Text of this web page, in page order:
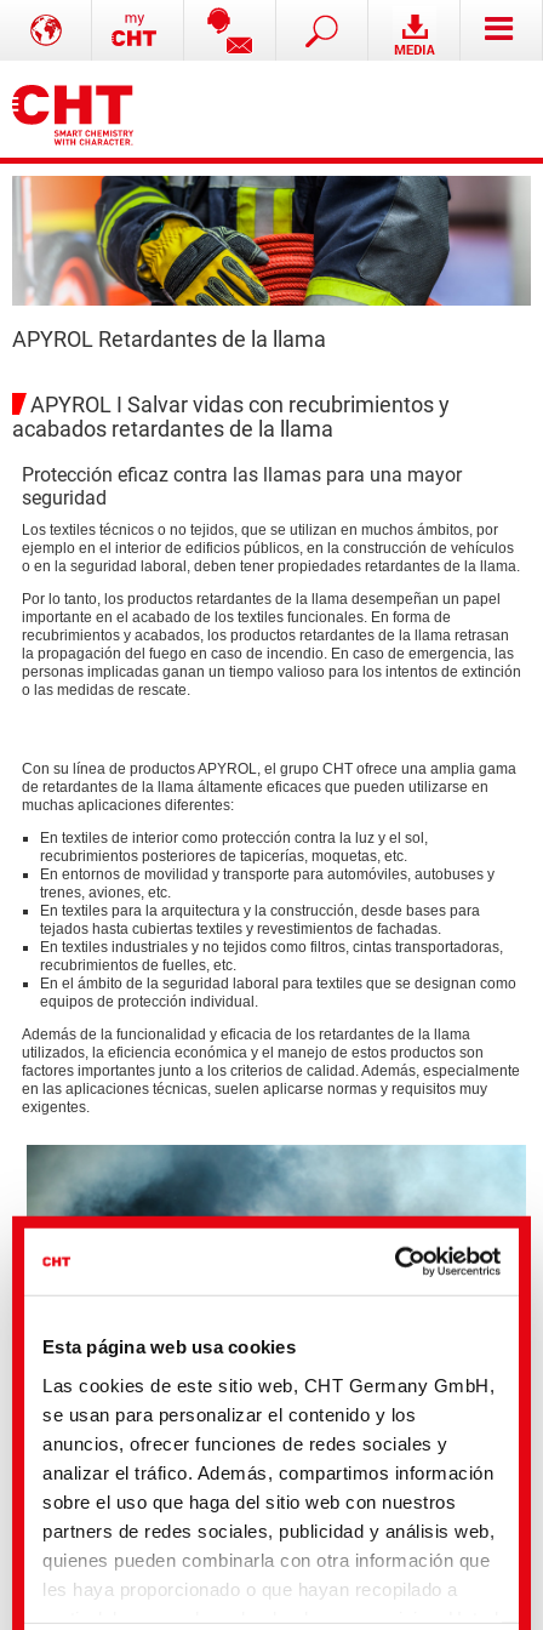
Esta página web usa cookies
Las cookies de este sitio web, CHT Germany GmbH,
se usan para personalizar el contenido y los
anuncios, ofrecer funciones de redes sociales y
analizar el tráfico. Además, compartimos información
sobre el uso que haga del sitio web con nuestros
partners de redes sociales, publicidad y análisis web,
quienes pueden combinarla con otra información que
les haya proporcionado o que hayan recopilado a
APYROL Retardantes de la llama
APYROL I Salvar vidas con recubrimientos y
acabados retardantes de la llama
Protección eficaz contra las llamas para una mayor
seguridad
Los textiles técnicos o no tejidos, que se utilizan en muchos ámbitos, por
ejemplo en el interior de edificios públicos, en la construcción de vehículos
o en la seguridad laboral, deben tener propiedades retardantes de la llama.
Por lo tanto, los productos retardantes de la llama desempeñan un papel
importante en el acabado de los textiles funcionales. En forma de
recubrimientos y acabados, los productos retardantes de la llama retrasan
la propagación del fuego en caso de incendio. En caso de emergencia, las
personas implicadas ganan un tiempo valioso para los intentos de extinción
o las medidas de rescate.
Con su línea de productos APYROL, el grupo CHT ofrece una amplia gama
de retardantes de la llama áltamente eficaces que pueden utilizarse en
muchas aplicaciones diferentes:
En textiles de interior como protección contra la luz y el sol,
recubrimientos posteriores de tapicerías, moquetas, etc.
En entornos de movilidad y transporte para automóviles, autobuses y
trenes, aviones, etc.
En textiles para la arquitectura y la construcción, desde bases para
tejados hasta cubiertas textiles y revestimientos de fachadas.
En textiles industriales y no tejidos como filtros, cintas transportadoras,
recubrimientos de fuelles, etc.
En el ámbito de la seguridad laboral para textiles que se designan como
equipos de protección individual.
Además de la funcionalidad y eficacia de los retardantes de la llama
utilizados, la eficiencia económica y el manejo de estos productos son
factores importantes junto a los criterios de calidad. Además, especialmente
en las aplicaciones técnicas, suelen aplicarse normas y requisitos muy
exigentes.
No todos los retardantes de la llama son iguales
Además de los productos clásicos que contienen antimonio o halógenos, el
halógenos, los llamados "retardantes de la llama verdes".